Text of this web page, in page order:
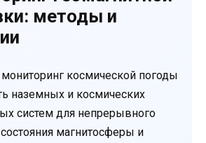
методы и
космической погоды
наземных и космических
систем для непрерывного
магнитосферы и